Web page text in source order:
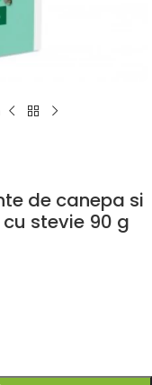
de canepa si
stevie 90 g